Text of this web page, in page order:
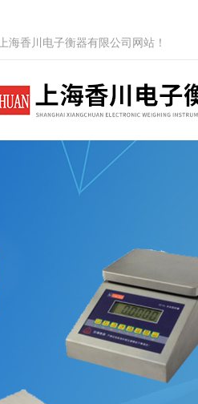
海香川电子衡器有限公司网站！